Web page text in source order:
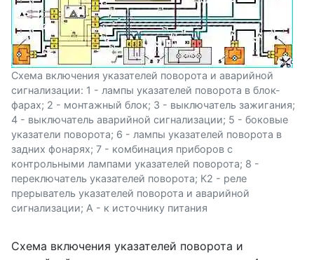
Схема включения указателей поворота и аварийной
сигнализации: 1 - лампы указателей поворота в блок-
фарах; 2 - монтажный блок; 3 - выключатель зажигания;
4 - выключатель аварийной сигнализации; 5 - боковые
указатели поворота; 6 - лампы указателей поворота в
задних фонарях; 7 - комбинация приборов с
контрольными лампами указателей поворота; 8 -
переключатель указателей поворота; К2 - реле
прерыватель указателей поворота и аварийной
сигнализации; А - к источнику питания
Схема включения указателей поворота и